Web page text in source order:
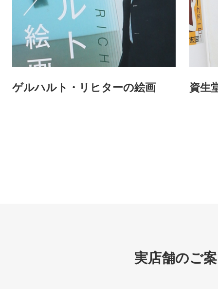
ゲルハルト・リヒターの絵画 資生
実店舗のご